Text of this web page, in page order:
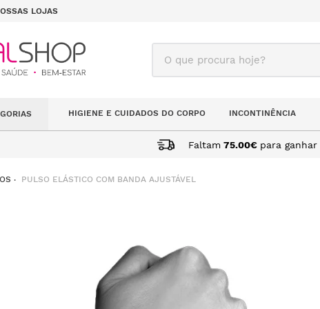
LOJAS
O que procura hoje?
HIGIENE E CUIDADOS DO CORPO INCONTINÊNCIA
Faltam 75.00€ para ganhar
PULSO ELÁSTICO COM BANDA AJUSTÁVEL